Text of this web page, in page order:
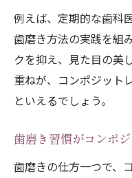
例えば、定期的な歯科
歯磨き方法の実践を組
クを抑え、見た目の美
重ねが、コンポジット
といえるでしょう。
歯磨き習慣がコンポ
歯磨きの仕方一つで、